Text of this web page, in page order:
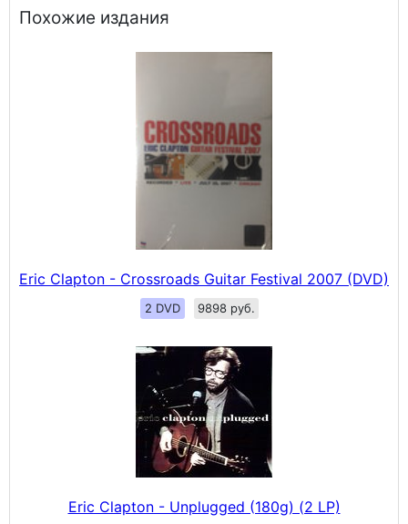
Похожие издания
Eric Clapton - Crossroads Guitar Festival 2007 (DVD)
2 DVD 9898 руб.
Eric Clapton - Unplugged (180g) (2 LP)